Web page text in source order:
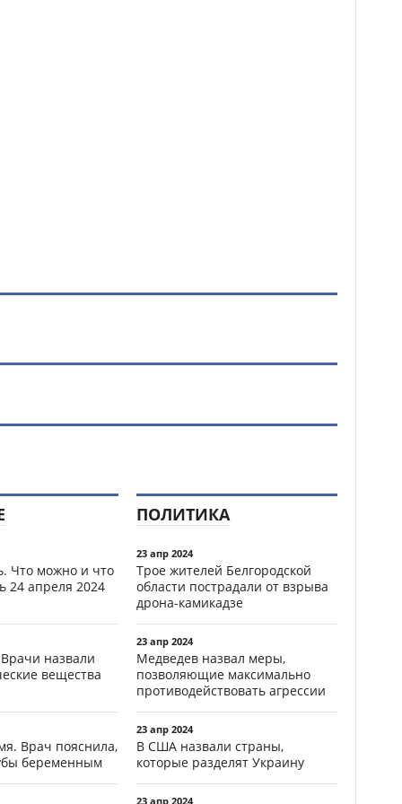
Что можно и что
24 апреля 2024
назвали
вещества
Врач пояснила,
беременным
ПОЛИТИКА
23 апр 2024
Трое жителей Белгородской
области пострадали от взрыва
дрона-камикадзе
23 апр 2024
Медведев назвал меры,
позволяющие максимально
противодействовать агрессии
23 апр 2024
В США назвали страны,
которые разделят Украину
23 апр 2024